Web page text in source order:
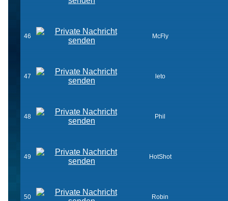
46 McFly
47 leto
48 Phil
49 HotShot
50 Robin